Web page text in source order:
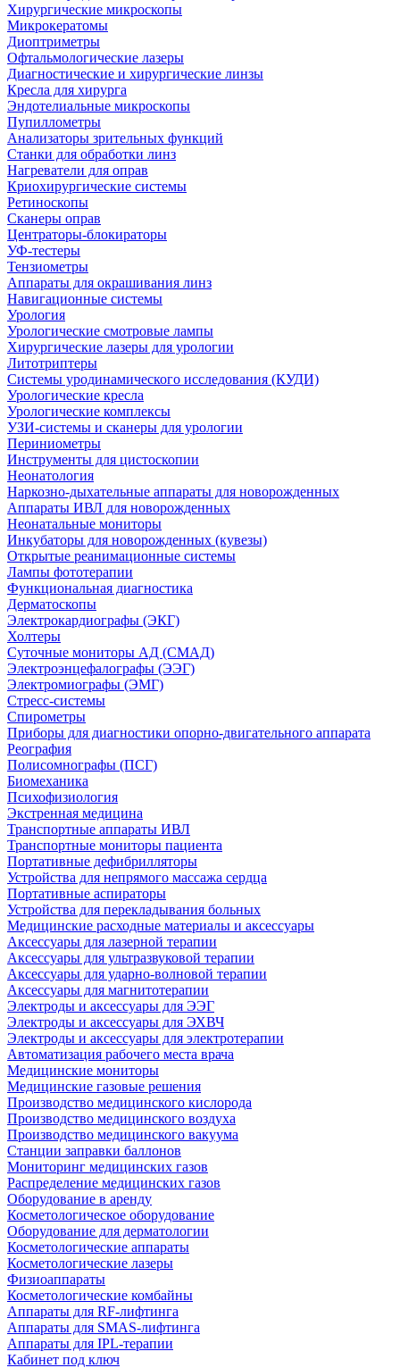
Хирургические микроскопы
Микрокератомы
Диоптриметры
Офтальмологические лазеры
Диагностические и хирургические линзы
Кресла для хирурга
Эндотелиальные микроскопы
Пупиллометры
Анализаторы зрительных функций
Станки для обработки линз
Нагреватели для оправ
Криохирургические системы
Ретиноскопы
Сканеры оправ
Центраторы-блокираторы
УФ-тестеры
Тензиометры
Аппараты для окрашивания линз
Навигационные системы
Урология
Урологические смотровые лампы
Хирургические лазеры для урологии
Литотриптеры
Системы уродинамического исследования (КУДИ)
Урологические кресла
Урологические комплексы
УЗИ-системы и сканеры для урологии
Периниометры
Инструменты для цистоскопии
Неонатология
Наркозно-дыхательные аппараты для новорожденных
Аппараты ИВЛ для новорожденных
Неонатальные мониторы
Инкубаторы для новорожденных (кувезы)
Открытые реанимационные системы
Лампы фототерапии
Функциональная диагностика
Дерматоскопы
Электрокардиографы (ЭКГ)
Холтеры
Суточные мониторы АД (СМАД)
Электроэнцефалографы (ЭЭГ)
Электромиографы (ЭМГ)
Стресс-системы
Спирометры
Приборы для диагностики опорно-двигательного аппарата
Реография
Полисомнографы (ПСГ)
Биомеханика
Психофизиология
Экстренная медицина
Транспортные аппараты ИВЛ
Транспортные мониторы пациента
Портативные дефибрилляторы
Устройства для непрямого массажа сердца
Портативные аспираторы
Устройства для перекладывания больных
Медицинские расходные материалы и аксессуары
Аксессуары для лазерной терапии
Аксессуары для ультразвуковой терапии
Аксессуары для ударно-волновой терапии
Аксессуары для магнитотерапии
Электроды и аксессуары для ЭЭГ
Электроды и аксессуары для ЭХВЧ
Электроды и аксессуары для электротерапии
Автоматизация рабочего места врача
Медицинские мониторы
Медицинские газовые решения
Производство медицинского кислорода
Производство медицинского воздуха
Производство медицинского вакуума
Станции заправки баллонов
Мониторинг медицинских газов
Распределение медицинских газов
Оборудование в аренду
Косметологическое оборудование
Оборудование для дерматологии
Косметологические аппараты
Косметологические лазеры
Физиоаппараты
Косметологические комбайны
Аппараты для RF-лифтинга
Аппараты для SMAS-лифтинга
Аппараты для IPL-терапии
Кабинет под ключ